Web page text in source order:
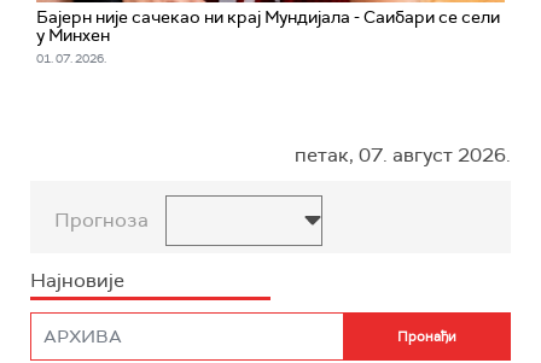
Бајерн није сачекао ни крај Мундијала - Саибари се сели
у Минхен
01. 07. 2026.
петак, 07. август 2026.
Прогноза
Најновије